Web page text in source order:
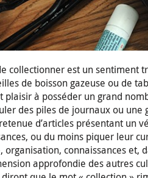
collectionner est un sentiment
de boisson gazeuse ou de
plaisir à posséder un grand
des piles de journaux ou
d’articles présentant un
ou du moins piquer leur
organisation, connaissances et,
approfondie des autres